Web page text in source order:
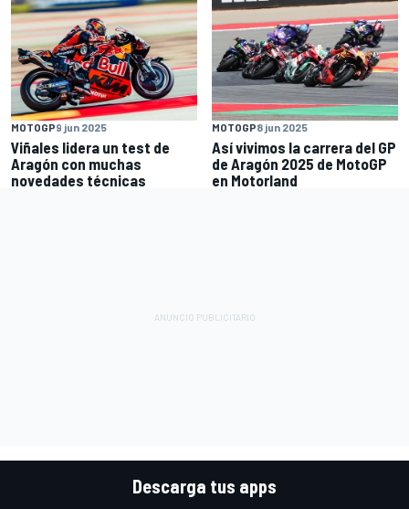
MOTOGP9 jun 2025
Viñales lidera un test de
Aragón con muchas
novedades técnicas
MOTOGP8 jun 2025
Así vivimos la carrera del GP
de Aragón 2025 de MotoGP
en Motorland
Descarga tus apps